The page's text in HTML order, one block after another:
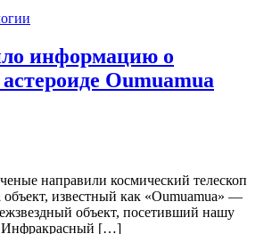
информацию о
Oumuamua
направили космический телескоп
известный как «Oumuamua» —
объект, посетивший нашу
Инфракрасный […]